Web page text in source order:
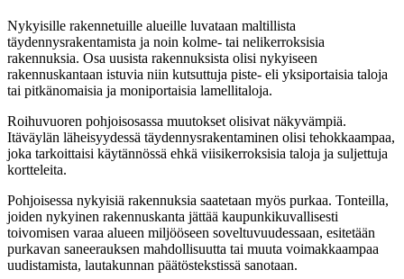
Nykyisille rakennetuille alueille luvataan maltillista
täydennysrakentamista ja noin kolme- tai nelikerroksisia
rakennuksia. Osa uusista rakennuksista olisi nykyiseen
rakennuskantaan istuvia niin kutsuttuja piste- eli yksiportaisia taloja
tai pitkänomaisia ja moniportaisia lamellitaloja.
Roihuvuoren pohjoisosassa muutokset olisivat näkyvämpiä.
Itäväylän läheisyydessä täydennysrakentaminen olisi tehokkaampaa,
joka tarkoittaisi käytännössä ehkä viisikerroksisia taloja ja suljettuja
kortteleita.
Pohjoisessa nykyisiä rakennuksia saatetaan myös purkaa. Tonteilla,
joiden nykyinen rakennuskanta jättää kaupunkikuvallisesti
toivomisen varaa alueen miljööseen soveltuvuudessaan, esitetään
purkavan saneerauksen mahdollisuutta tai muuta voimakkaampaa
uudistamista, lautakunnan päätöstekstissä sanotaan.